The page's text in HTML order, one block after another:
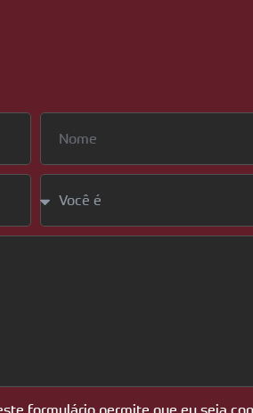
formulário permite que eu seja